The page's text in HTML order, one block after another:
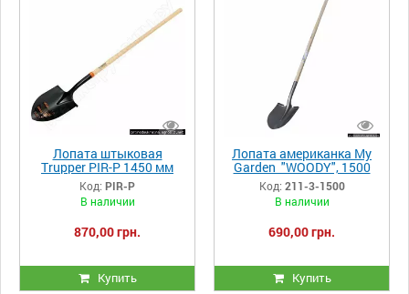
Лопата штыковая
Trupper PIR-P 1450 мм
Код: PIR-P
В наличии
870,00 грн.
Купить
Лопата американка My
Garden "WOODY", 1500
мм
Код: 211-3-1500
В наличии
690,00 грн.
Купить